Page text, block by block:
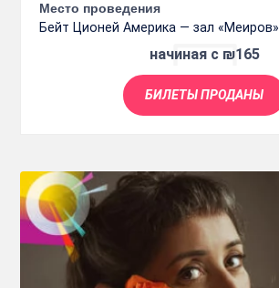
Место проведения
Бейт Ционей Америка — зал «Меиров»
начиная с ₪165
БИЛЕТЫ ПРОДАНЫ